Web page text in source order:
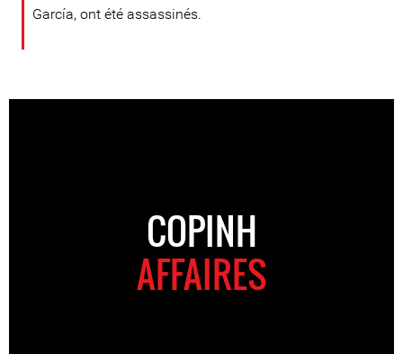
García, ont été assassinés.
COPINH
AFFAIRES